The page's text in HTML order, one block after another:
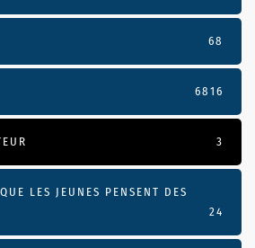
68
6816
3
LES JEUNES PENSENT DES
24